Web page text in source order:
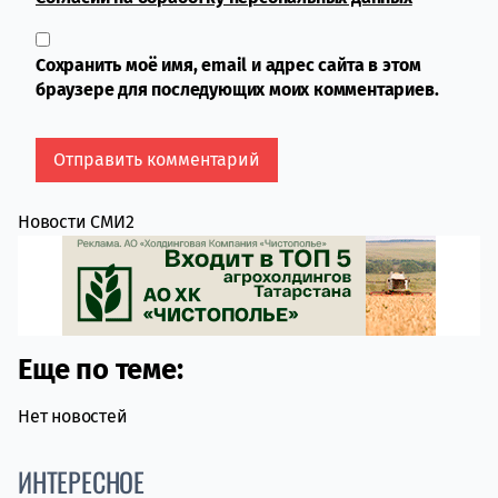
Сохранить моё имя, email и адрес сайта в этом
браузере для последующих моих комментариев.
Новости СМИ2
Еще по теме:
Нет новостей
ИНТЕРЕСНОЕ